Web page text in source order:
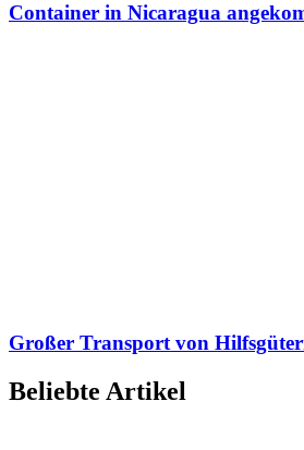
Container in Nicaragua
Großer Transport von
Beliebte Artikel